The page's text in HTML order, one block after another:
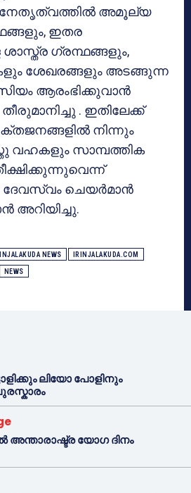
നേതൃത്വത്തിൽ അമൂല്യ
ഇതര
ഗ്രന്ഥങ്ങളും,
ശേഖരങ്ങളും അടങ്ങുന്ന
ആരംഭിക്കുവാൻ
തീരുമാനിച്ചു . ഇതിലേക്ക്
നിന്നും
വഹകളും സാമ്പത്തിക
ചെയർമാൻ
അറിയിച്ചു.
NEWS IRINJALAKUDA.COM
NEWS
ലിയോ പോളിനും
അന്താരാഷ്ട്ര യോഗ ദിനം